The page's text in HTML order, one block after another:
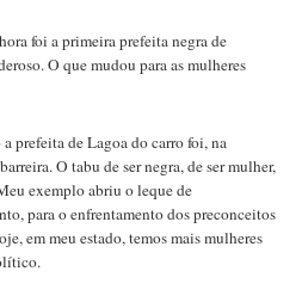
foi a primeira prefeita negra de
O que mudou para as mulheres
prefeita de Lagoa do carro foi, na
O tabu de ser negra, de ser mulher,
exemplo abriu o leque de
para o enfrentamento dos preconceitos
em meu estado, temos mais mulheres